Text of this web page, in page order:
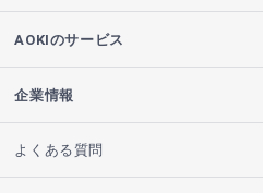
AOKIのサービス
企業情報
よくある質問